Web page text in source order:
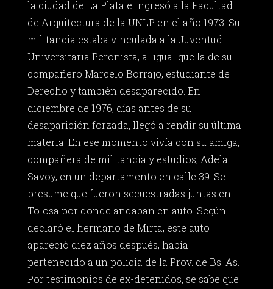
la ciudad de La Plata e ingresó a la Facultad
de Arquitectura de la UNLP en el año 1973. Su
militancia estaba vinculada a la Juventud
Universitaria Peronista, al igual que la de su
compañero Marcelo Borrajo, estudiante de
Derecho y también desaparecido. En
diciembre de 1976, días antes de su
desaparición forzada, llegó a rendir su última
materia. En ese momento vivía con su amiga,
compañera de militancia y estudios, Adela
Savoy, en un departamento en calle 39. Se
presume que fueron secuestradas juntas en
Tolosa por donde andaban en auto. Según
declaró el hermano de Mirta, este auto
apareció diez años después, había
pertenecido a un policía de la Prov. de Bs. As.
Por testimonios de ex-detenidos, se sabe que